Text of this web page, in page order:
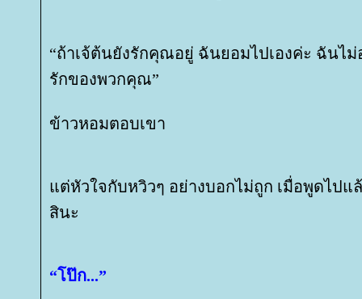
“ถ้าเจ้ต้นยังรักคุณอยู่ ฉันยอมไปเองค่ะ ฉันไ
รักของพวกคุณ”
ข้าวหอมตอบเขา
ต่หัวใจกับหวิวๆ อย่างบอกไม่ถูก เมื่อพูดไปแ
สินะ
“โป๊ก...”